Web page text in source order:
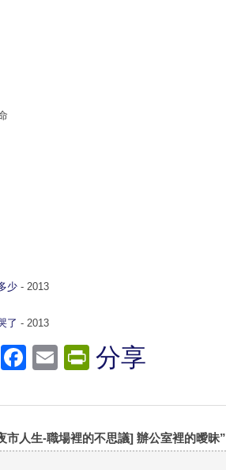
少 - 2013
了 - 2013
PlurkFacebook
EmailPrintFriendly
分享
人生-職場裡的不思議] 辦公室裡的曖昧”